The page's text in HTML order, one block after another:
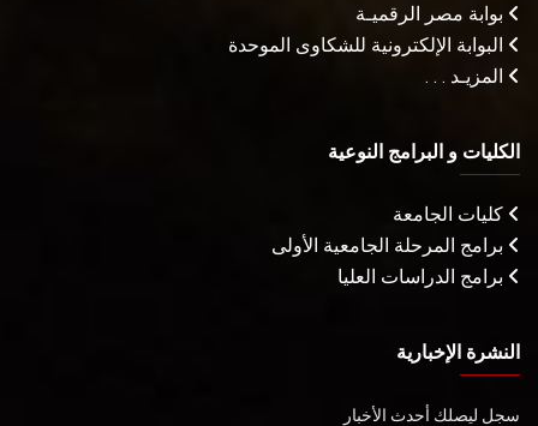
بوابة مصر الرقميـة
البوابة الإلكترونية للشكاوى الموحدة
المزيـد . . .
الكليات و البرامج النوعية
كليات الجامعة
برامج المرحلة الجامعية الأولى
برامج الدراسات العليا
النشرة الإخبارية
سجل ليصلك أحدث الأخبار